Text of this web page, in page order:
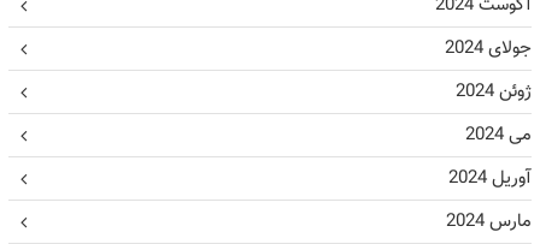
جولای 2024
ژوئن 2024
می 2024
آوریل 2024
مارس 2024